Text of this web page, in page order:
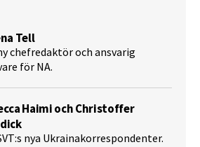
Tell
chefredaktör och ansvarig
för NA.
Haimi och Christoffer
nya Ukrainakorrespondenter.